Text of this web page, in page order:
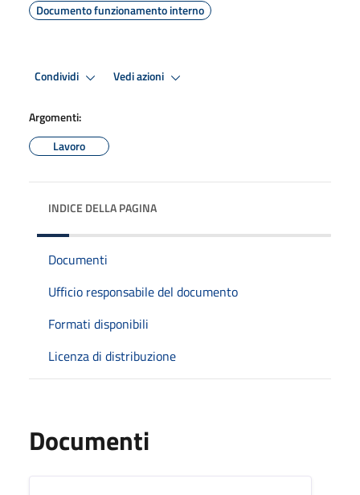
Documento funzionamento interno
Condividi Vedi azioni
Argomenti:
Lavoro
INDICE DELLA PAGINA
Documenti
Ufficio responsabile del documento
Formati disponibili
Licenza di distribuzione
Documenti